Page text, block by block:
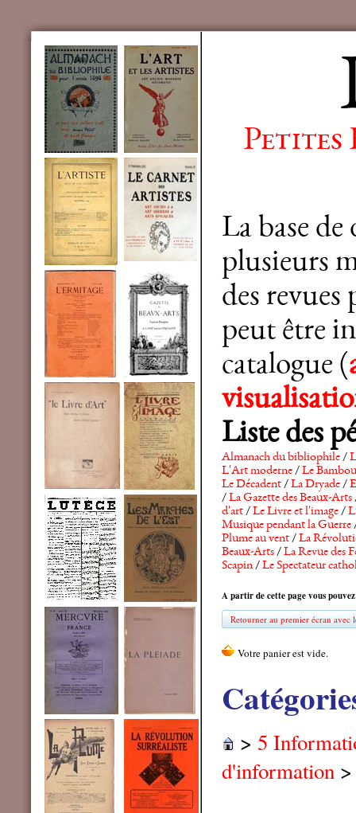
Petites
La base
plusieurs
des revues
peut être
catalogue (
Liste des
Almanach du bibliophile/
L'Art moderne/Le Bambou
Le Décadent/La Dryade/
/La Gazette des Beaux-Arts
d'art/Le Livre et l'image/
Musique pendant la Guerre
Plume au vent/La
Beaux-Arts/La Revue des
Scapin/Le Spectateur
A partir de cette page vous
Retourner au premier écran avec
> 5
d'information